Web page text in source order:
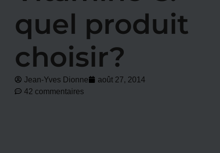
quel produit
choisir?
Jean-Yves Dionne
août 27, 2014
42 commentaires